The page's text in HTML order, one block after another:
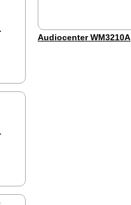
Audiocenter WM3210A